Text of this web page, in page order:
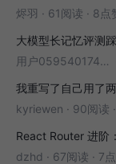
烬羽 · 61阅读 · 8点
用户05954017446
kyriewen · 90阅读 ·
React Router 进阶
dzhd · 67阅读 · 7